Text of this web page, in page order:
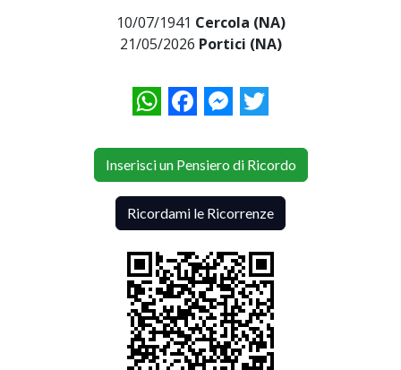
10/07/1941 Cercola (NA)
21/05/2026 Portici (NA)
WhatsAppFacebookMessenger
Twitter
Inserisci un Pensiero di Ricordo
Ricordami le Ricorrenze